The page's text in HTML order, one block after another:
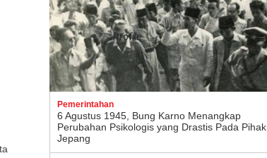
Profile
Pemerintahan
6 Agustus 1945, Bung Karno Menangkap
Perubahan Psikologis yang Drastis Pada Pihak
Jepang